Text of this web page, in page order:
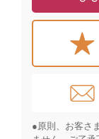
●原則、お客さ